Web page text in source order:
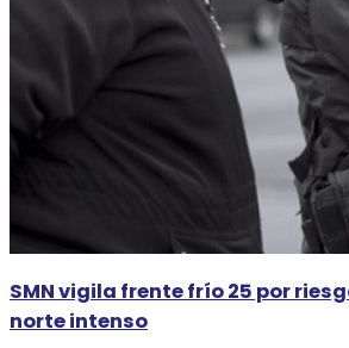
SMN vigila frente frío 25 por
norte intenso